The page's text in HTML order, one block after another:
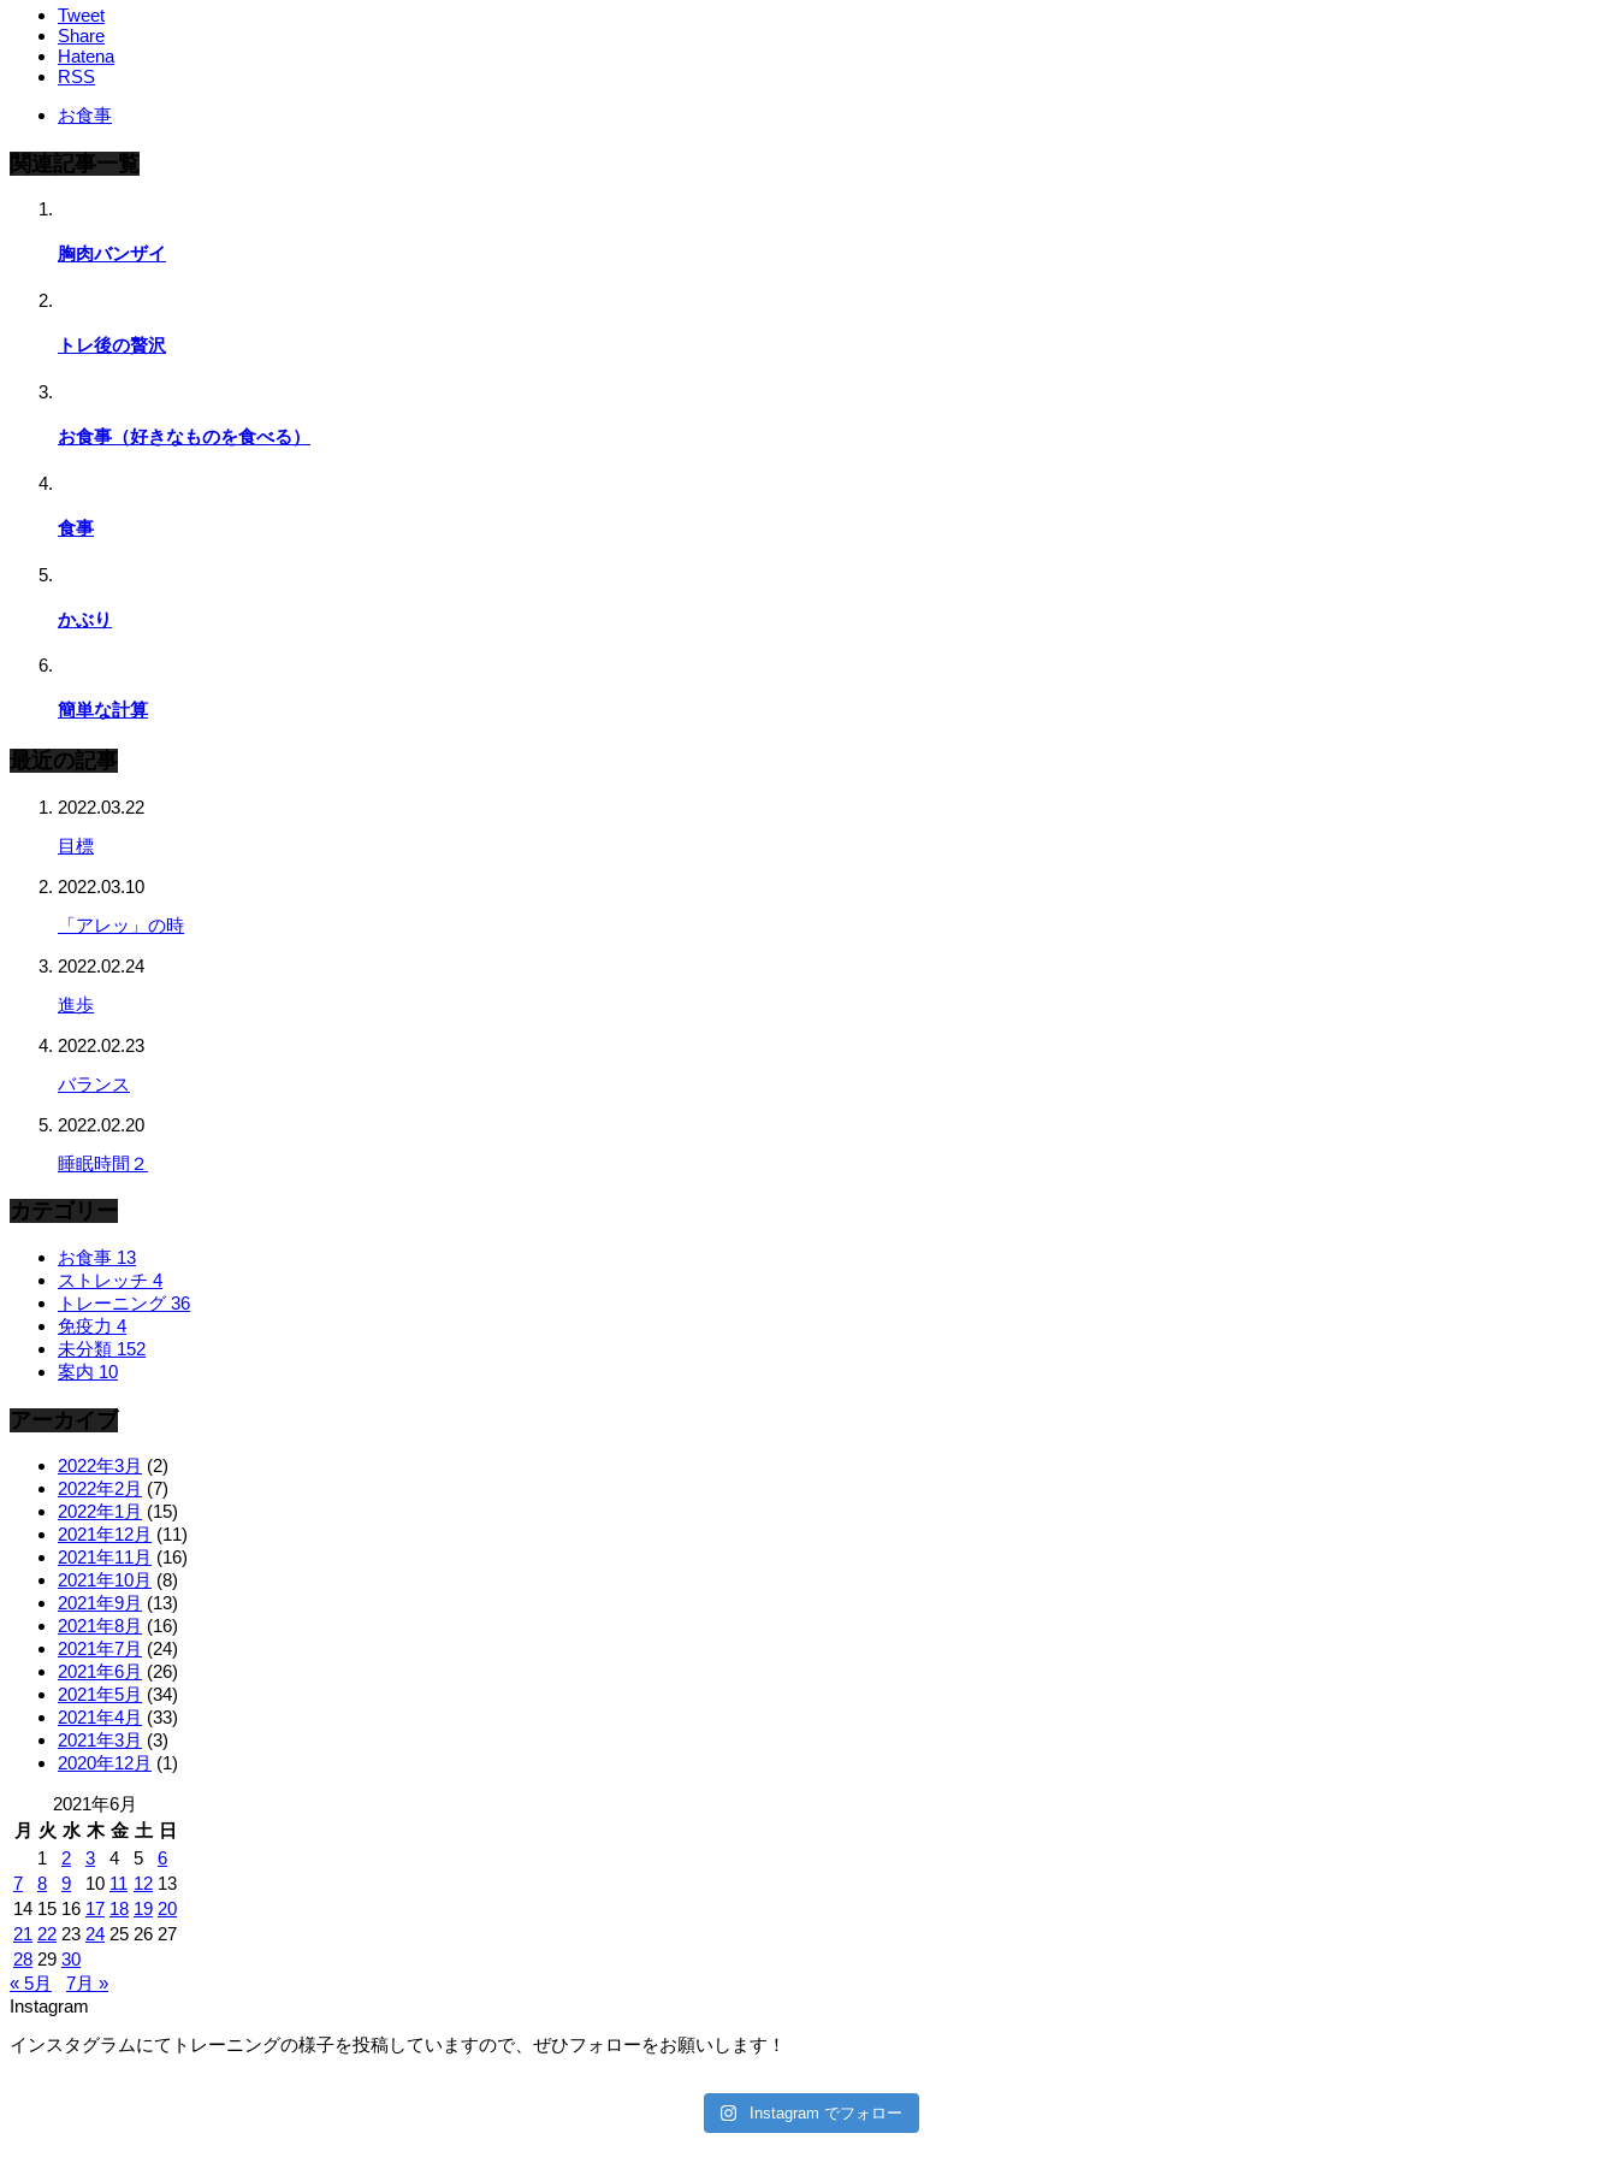
Tweet
Share
Hatena
RSS
お食事
関連記事一覧
胸肉バンザイ
トレ後の贅沢
お食事（好きなものを食べる）
食事
かぶり
簡単な計算
最近の記事
2022.03.22
目標
2022.03.10
「アレッ」の時
2022.02.24
進歩
2022.02.23
バランス
2022.02.20
睡眠時間２
カテゴリー
お食事 13
ストレッチ 4
トレーニング 36
免疫力 4
未分類 152
案内 10
アーカイブ
2022年3月 (2)
2022年2月 (7)
2022年1月 (15)
2021年12月 (11)
2021年11月 (16)
2021年10月 (8)
2021年9月 (13)
2021年8月 (16)
2021年7月 (24)
2021年6月 (26)
2021年5月 (34)
2021年4月 (33)
2021年3月 (3)
2020年12月 (1)
2021年6月
月 火 水 木 金 土 日
1
2 3 4 5
6
7
8 9 10 11 12 13
14 15 16 17 18 19 20
21 22 23 24 25 26 27
28 29 30
« 5月
7月 »
Instagram
インスタグラムにてトレーニングの様子を投稿していますので、ぜひフォローをお願いします！
Instagram でフォロー